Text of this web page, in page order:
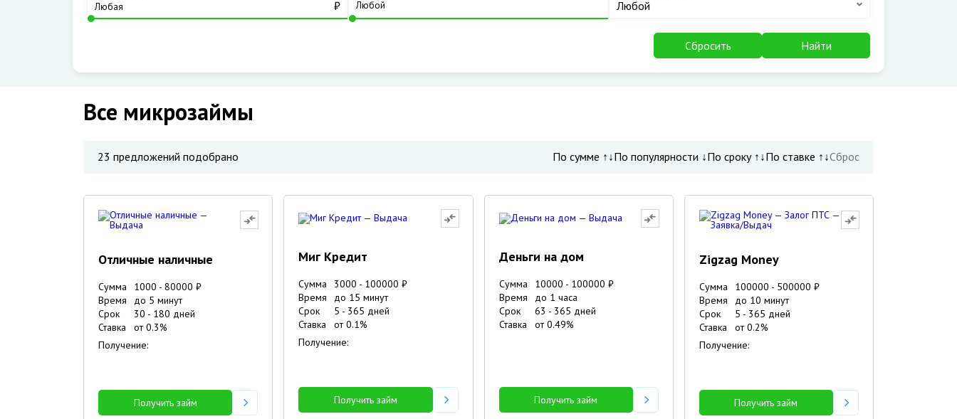
₽ Любой
Сбросить Найти
Все микрозаймы
23 предложений подобрано По сумме ↑↓По популярности ↓По сроку ↑↓По ставке ↑↓Сброс
Отличные наличные
Сумма 1000 - 80000 ₽
Время
до 5 минут
Срок
30 - 180 дней
Ставка
от0.3%
Получение:
Получить займ
Миг Кредит
Сумма 3000 - 100000 ₽
Время
до 15 минут
Срок
5 - 365 дней
Ставка
от0.1%
Получение:
Получить займ
Деньги на дом
Сумма 10000 - 100000 ₽
Время
до 1 часа
Срок
63 - 365 дней
Ставка
от0.49%
Получить займ
Zigzag Money
Сумма 100000 - 500000 ₽
Время
до 10 минут
Срок
5 - 365 дней
Ставка
от0.2%
Получение:
Получить займ